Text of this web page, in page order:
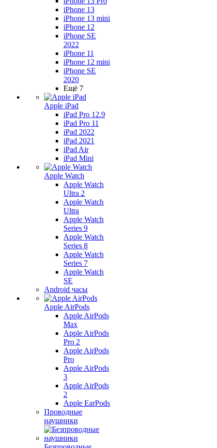
iPhone 13
iPhone 13 mini
iPhone 12
iPhone SE
2022
iPhone 11
iPhone 12 mini
iPhone SE
2020
Ещё 7
Apple iPad
iPad Pro 12.9
iPad Pro 11
iPad 2022
iPad 2021
iPad Air
iPad Mini
Apple Watch
Apple Watch
Ultra 2
Apple Watch
Ultra
Apple Watch
Series 9
Apple Watch
Series 8
Apple Watch
Series 7
Apple Watch
SE
Android часы
Apple AirPods
Apple AirPods
Max
Apple AirPods
Pro 2
Apple AirPods
Pro
Apple AirPods
3
Apple AirPods
2
Apple EarPods
Проводные
наушники